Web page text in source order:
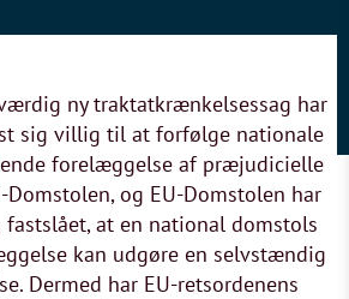
ny traktatkrænkelsessag har
sig villig til at forfølge nationale
forelæggelse af præjudicielle
og EU-Domstolen har
at en national domstols
kan udgøre en selvstændig
Dermed har EU-retsordenens